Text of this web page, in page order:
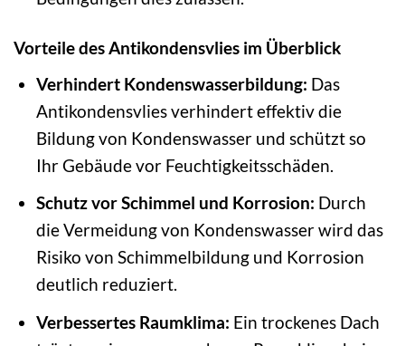
Vorteile des Antikondensvlies im Überblick
Verhindert Kondenswasserbildung: Das
Antikondensvlies verhindert effektiv die
Bildung von Kondenswasser und schützt so
Ihr Gebäude vor Feuchtigkeitsschäden.
Schutz vor Schimmel und Korrosion: Durch
die Vermeidung von Kondenswasser wird das
Risiko von Schimmelbildung und Korrosion
deutlich reduziert.
Verbessertes Raumklima: Ein trockenes Dach